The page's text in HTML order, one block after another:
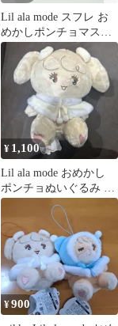
Lil ala mode スフレ お
めかしポンチョマスコ
ット
¥ 1,100
Lil ala mode おめかし
ポンチョぬいぐるみ ナ
ッツ mikko
¥900